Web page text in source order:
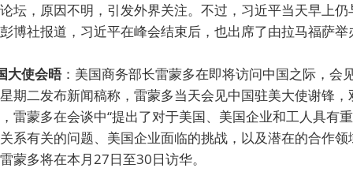
坛，原因不明，引发外界关注。不过，习近平当天早上
博社报道，习近平在峰会结束后，也出席了由拉马福萨
大使会晤：美国商务部长雷蒙多在即将访问中国之际，会
期二发布新闻稿称，雷蒙多当天会见中国驻美大使谢锋
雷蒙多在会谈中“提出了对于美国、美国企业和工人具有
系有关的问题、美国企业面临的挑战，以及潜在的合作领
蒙多将在本月27日至30日访华。